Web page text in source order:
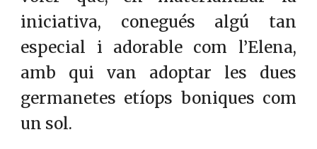
iniciativa, conegués algú tan
especial i adorable com l’Elena,
amb qui van adoptar les dues
germanetes etíops boniques com
un sol.